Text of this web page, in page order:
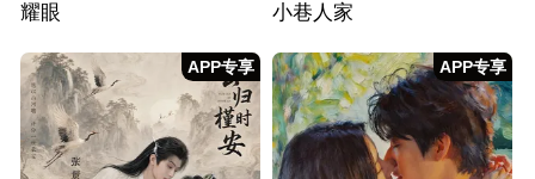
耀眼 小巷人家
APP专享 APP专享